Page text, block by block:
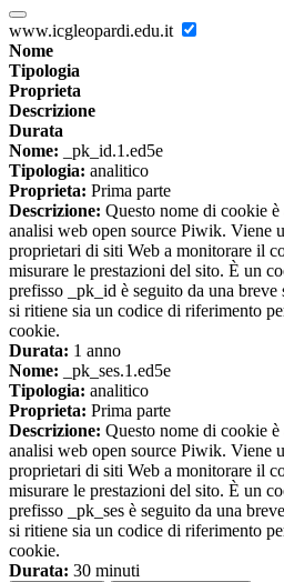
www.icgleopardi.edu.it
Nome
Tipologia
Proprieta
Descrizione
Durata
Nome: _pk_id.1.ed5e
Tipologia: analitico
Proprieta: Prima parte
Descrizione: Questo nome di cookie
analisi web open source Piwik. Viene
proprietari di siti Web a monitorare il
misurare le prestazioni del sito. È un
prefisso _pk_id è seguito da una breve
si ritiene sia un codice di riferimento
cookie.
Durata: 1 anno
Nome: _pk_ses.1.ed5e
Tipologia: analitico
Proprieta: Prima parte
Descrizione: Questo nome di cookie
analisi web open source Piwik. Viene
proprietari di siti Web a monitorare il
misurare le prestazioni del sito. È un
prefisso _pk_ses è seguito da una
si ritiene sia un codice di riferimento
cookie.
Durata: 30 minuti